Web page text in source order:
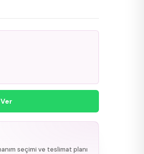
seçimi ve teslimat planı